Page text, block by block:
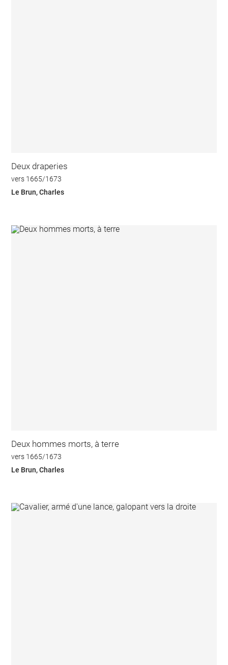
Deux draperies
vers 1665/1673
Le Brun, Charles
Deux hommes morts, à terre
vers 1665/1673
Le Brun, Charles